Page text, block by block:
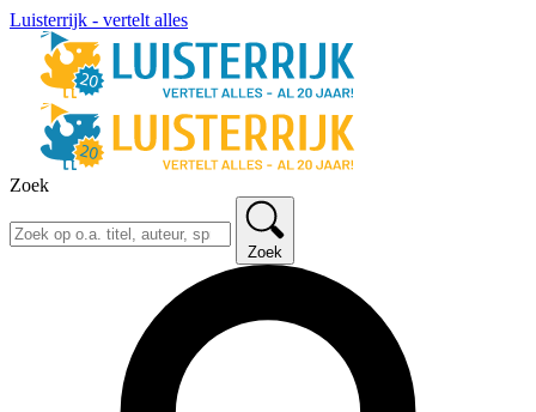
Luisterrijk - vertelt alles
Zoek
Zoek